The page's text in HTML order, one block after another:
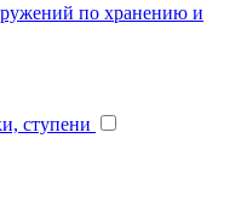
по хранению и
ступени